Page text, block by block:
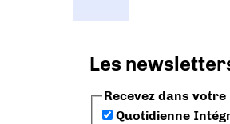
Les
Recevez dans
Quotidienne